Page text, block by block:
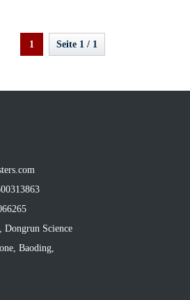
1 Seite 1 / 1
Dongrun Science
Baoding,